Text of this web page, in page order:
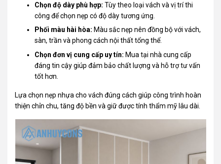
Chọn độ dày phù hợp: Tùy theo loại vách và vị trí thi
công để chọn nẹp có độ dày tương ứng.
Phối màu hài hòa: Màu sắc nẹp nên đồng bộ với vách,
sàn, trần và phong cách nội thất tổng thể.
Chọn đơn vị cung cấp uy tín: Mua tại nhà cung cấp
đáng tin cậy giúp đảm bảo chất lượng và hỗ trợ tư vấn
tốt hơn.
Lựa chọn nẹp nhựa cho vách đúng cách giúp công trình hoàn
thiện chỉn chu, tăng độ bền và giữ được tính thẩm mỹ lâu dài.